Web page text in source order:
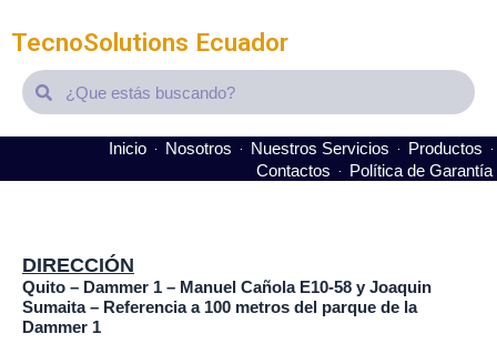
TecnoSolutions Ecuador
SearchSearch
Inicio Nosotros Nuestros Servicios
Productos
Contactos
Política de Garantía
DIRECCIÓN
Quito – Dammer 1 – Manuel Cañola E10-58 y Joaquin
Sumaita – Referencia a 100 metros del parque de la
Dammer 1